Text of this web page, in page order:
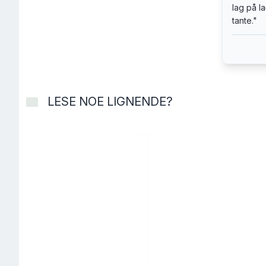
om det
om
lag på
tante."
LESE NOE LIGNENDE?